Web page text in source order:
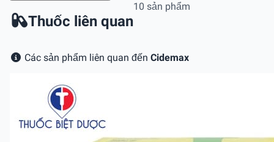
Thuốc liên quan
10 sản phẩm
Các sản phẩm liên quan đến Cidemax